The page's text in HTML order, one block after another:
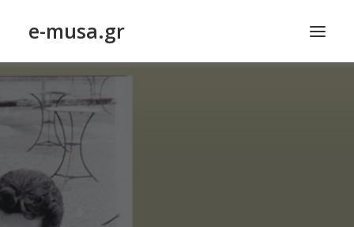
e-musa.gr
ΑΡΧΙΚΗ
ΠΟΙΗΣΗ – POETRY
ΠΕΖΟΓΡΑΦΙΑ – PROSE
ΤΕΧΝΗ~ΛΟΓΙΟΝ – ART~ORAMA
ΑΠΟΔΕΛΤΙΩΣΗ